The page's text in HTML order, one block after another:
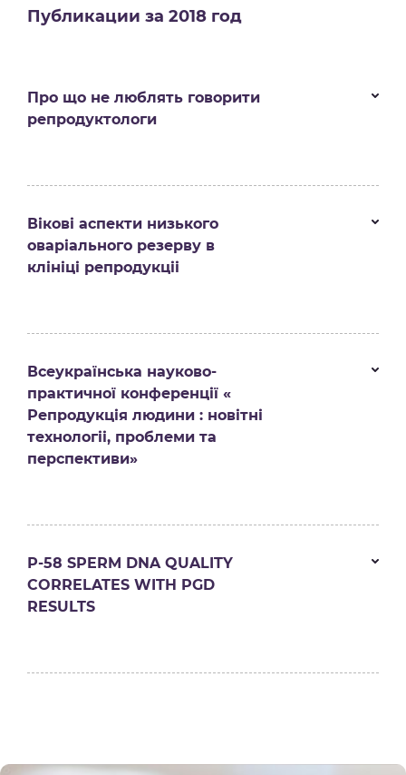
Публикации за 2018 год
Про що не люблять говорити
репродуктологи
Вікові аспекти низького
оваріального резерву в
клініці репродукціі
Всеукраїнська науково-
практичної конференції «
Репродукція людини : новітні
технологіі, проблеми та
перспективи»
Р-58 SPERM DNA QUALITY
CORRELATES WITH PGD
RESULTS